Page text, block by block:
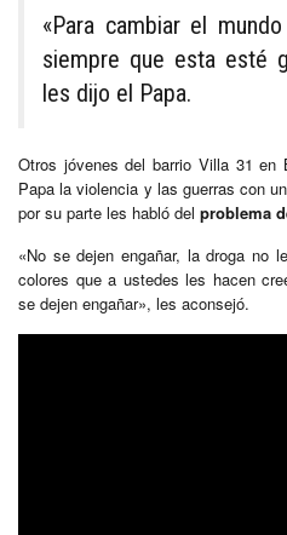
«Para cambiar el
siempre que esta esté
les dijo el Papa.
Otros jóvenes del barrio Villa 31 en
Papa la violencia y las guerras con
por su parte les habló del problema
«No se dejen engañar, la droga no
colores que a ustedes les hacen
se dejen engañar», les aconsejó.